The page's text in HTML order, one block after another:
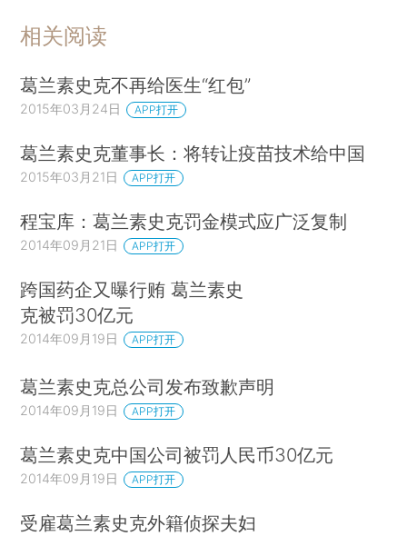
相关阅读
葛兰素史克不再给医生“红包”
2015年03月24日 APP打开
葛兰素史克董事长：将转让疫苗技术给中国
2015年03月21日 APP打开
程宝库：葛兰素史克罚金模式应广泛复制
2014年09月21日 APP打开
跨国药企又曝行贿 葛兰素史
克被罚30亿元
2014年09月19日 APP打开
葛兰素史克总公司发布致歉声明
2014年09月19日 APP打开
葛兰素史克中国公司被罚人民币30亿元
2014年09月19日 APP打开
受雇葛兰素史克外籍侦探夫妇